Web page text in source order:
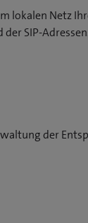
lokalen Netz
SIP-
der